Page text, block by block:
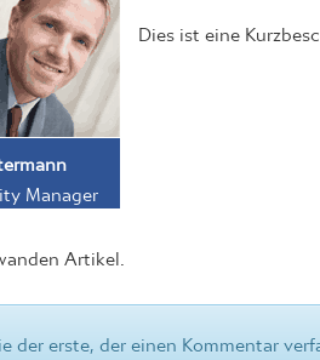
Manager
Dies ist eine
Artikel.
der erste, der einen Kommentar